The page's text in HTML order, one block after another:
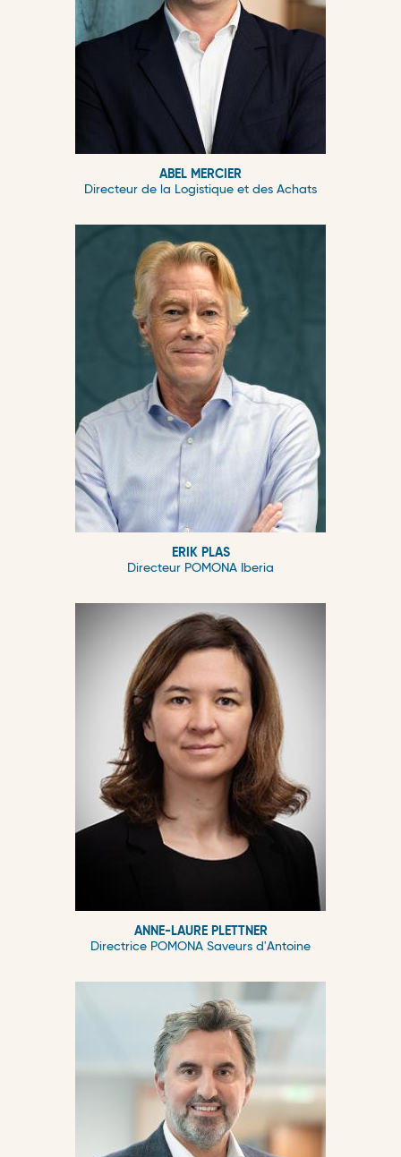
ABEL MERCIER
Directeur de la Logistique et des Achats
ERIK PLAS
Directeur POMONA Iberia
ANNE-LAURE PLETTNER
Directrice POMONA Saveurs d'Antoine